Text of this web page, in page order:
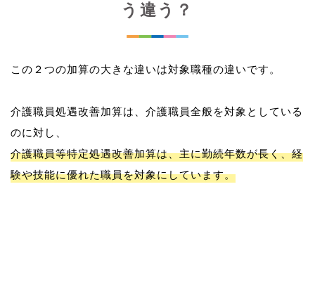
う違う？
この２つの加算の大きな違いは対象職種の違いです。
介護職員処遇改善加算は、介護職員全般を対象としている
介護職員等特定処遇改善加算は、主に勤続年数が長く、経
験や技能に優れた職員を対象にしています。